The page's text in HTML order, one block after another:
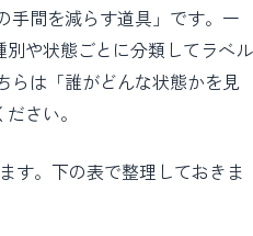
手間を減らす道具」です。一
や状態ごとに分類してラベル
らは「誰がどんな状態かを見
さい。
す。下の表で整理しておきま